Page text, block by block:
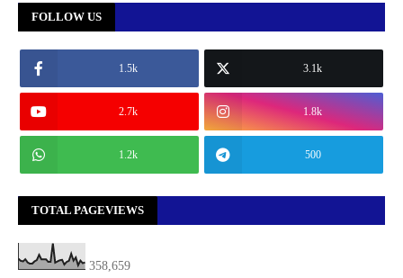
FOLLOW US
1.5k 3.1k
2.7k 1.8k
1.2k 500
TOTAL PAGEVIEWS
358,659